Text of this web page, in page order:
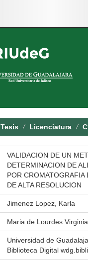
Tesis Licenciatura
VALIDACION DE UN
DETERMINACION DE
POR CROMATOGRAFIA
DE ALTA RESOLUCION
Jimenez Lopez, Karla
Maria de Lourdes
Universidad de
Biblioteca Digital